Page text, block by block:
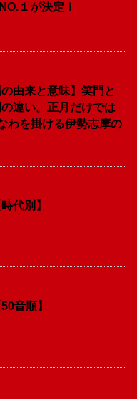
１が決定！
由来と意味】笑門と
違い。正月だけでは
わを掛ける伊勢志摩の
代別】
音順】